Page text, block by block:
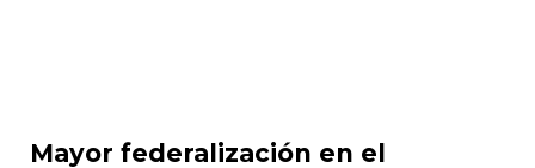
Mayor federalización en el